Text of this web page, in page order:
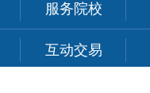
服务院校
互动交易